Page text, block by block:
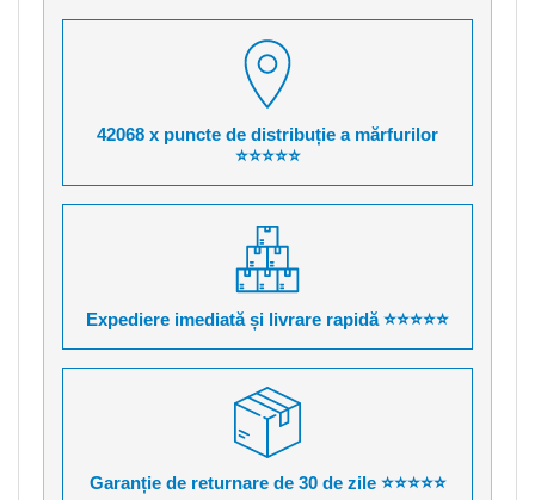
42068 x puncte de distribuție a mărfurilor
⭐⭐⭐⭐⭐
Expediere imediată și livrare rapidă ⭐⭐⭐⭐⭐
Garanție de returnare de 30 de zile ⭐⭐⭐⭐⭐